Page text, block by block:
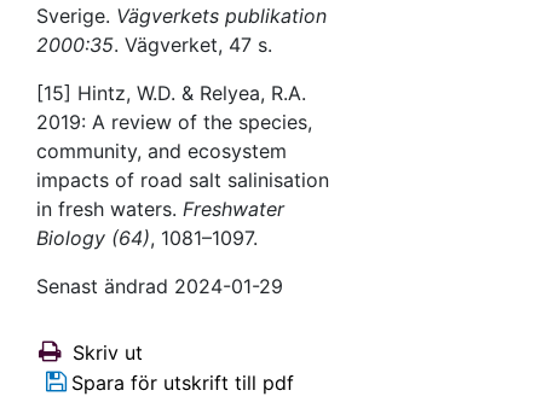
Sverige. Vägverkets publikation
2000:35. Vägverket, 47 s.
[15] Hintz, W.D. & Relyea, R.A.
2019: A review of the species,
community, and ecosystem
impacts of road salt salinisation
in fresh waters. Freshwater
Biology (64), 1081–1097.
Senast ändrad 2024-01-29
Skriv ut
Spara för utskrift till pdf